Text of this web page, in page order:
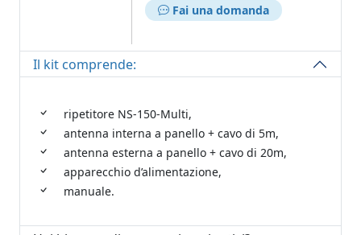
Fai una domanda
Il kit comprende:
ripetitore NS-150-Multi,
antenna interna a panello + cavo di 5m,
antenna esterna a panello + cavo di 20m,
apparecchio d’alimentazione,
manuale.